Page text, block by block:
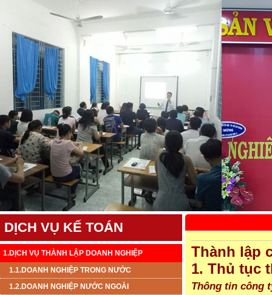
DỊCH VỤ KẾ TOÁN
1.DỊCH VỤ THÀNH LẬP DOANH NGHIỆP
1.1.DOANH NGHIỆP TRONG NƯỚC
1.2.DOANH NGHIỆP NƯỚC NGOÀI
Thành lập
1. Thủ tục
Thông tin công